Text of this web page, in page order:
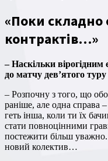
«Поки
контрактів…»
– Наскільки вірогідним є підписання обох виконавців вже
до матчу дев’ятого
– Розпочну з того, що обох гравців нам пропонували ще
раніше, але одна справа
геть інша, коли ти їх
стати повноцінними
постежити більш уважно.
новий колектив…